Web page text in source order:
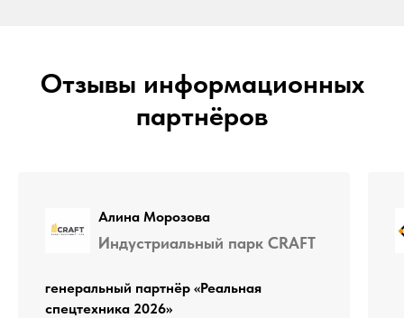
Отзывы информационных
партнёров
Алина Морозова
Индустриальный парк CRAFT
генеральный партнёр «Реальная
спецтехника 2026»